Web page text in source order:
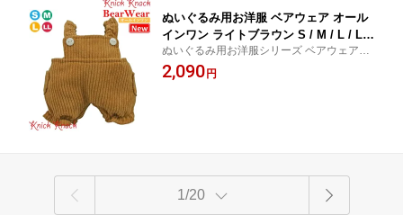
ぬいぐるみ用お洋服 ベアウェア オール
インワン ライトブラウン S / M / L / LL
秋冬 衣装 コスチューム 着せ替え ぬ
い服 ぬい活 ぬい撮り 秋冬25新作 オー
ぬいぐるみ用お洋服シリーズ ベアウェア 秋
冬 オールインワン 衣装 コスチューム 着せ
替え ぬい服 ぬい活 ぬい撮り 推しぬい
2,090 円
1/20